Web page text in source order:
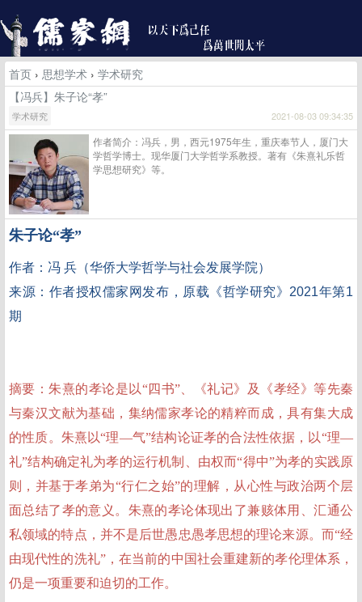
首页 › 思想学术 › 学术研究
【冯兵】朱子论“孝”
学术研究 2021-08-03 09:34:35
作者简介：冯兵，男，西元1975年生，重庆奉节人，厦门大
学哲学博士。现华厦门大学哲学系教授。著有《朱熹礼乐哲
学思想研究》等。
朱子论“孝”
作者：冯 兵（华侨大学哲学与社会发展学院）
来源：作者授权儒家网发布，原载《哲学研究》 2021年第1
期
摘要：朱熹的孝论是以“四书”、《礼记》及《孝经》等先秦
与秦汉文献为基础，集纳儒家孝论的精粹而成，具有集大成
的性质。朱熹以“理—气”结构论证孝的合法性依据，以“理—
礼”结构确定礼为孝的运行机制、由权而“得中”为孝的实践原
则，并基于孝弟为“行仁之始”的理解，从心性与政治两个层
面总结了孝的意义。朱熹的孝论体现出了兼赅体用、汇通公
私领域的特点，并不是后世愚忠愚孝思想的理论来源。而“经
由现代性的洗礼”，在当前的中国社会重建新的孝伦理体系，
仍是一项重要和迫切的工作。